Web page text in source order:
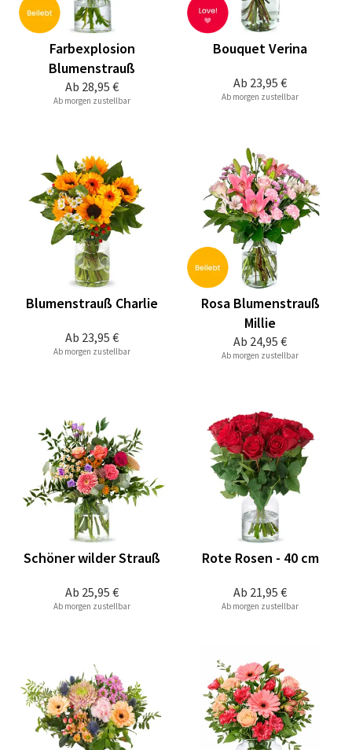
Ab 28,95 €
Farbexplosion
Blumenstrauß
Ab morgen zustellbar
Ab 23,95 €
Bouquet Verina
Ab morgen zustellbar
Ab 23,95 €
Blumenstrauß Charlie
Ab morgen zustellbar
Ab 24,95 €
Rosa Blumenstrauß
Millie
Ab morgen zustellbar
Ab 25,95 €
Schöner wilder Strauß
Ab morgen zustellbar
Ab 21,95 €
Rote Rosen - 40 cm
Ab morgen zustellbar